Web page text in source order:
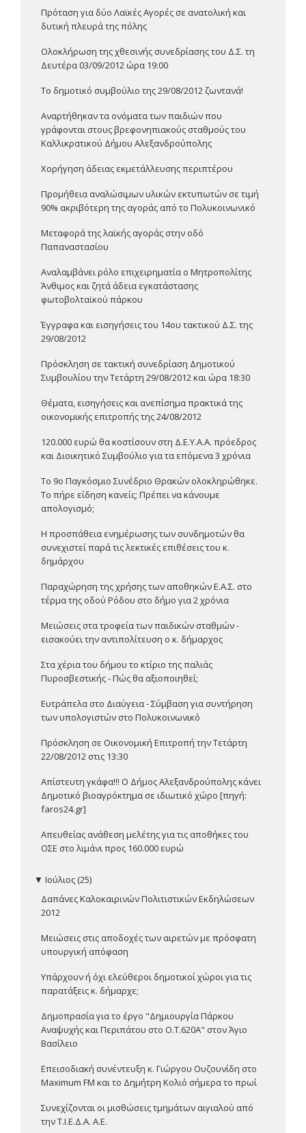
Πρόταση για δύο Λαϊκές Αγορές σε ανατολική και
δυτική πλευρά της πόλης
Ολοκλήρωση της χθεσινής συνεδρίασης του Δ.Σ. τη
Δευτέρα 03/09/2012 ώρα 19:00
Το δημοτικό συμβούλιο της 29/08/2012 ζωντανά!
Αναρτήθηκαν τα ονόματα των παιδιών που
γράφονται στους βρεφονηπιακούς σταθμούς του
Καλλικρατικού Δήμου Αλεξανδρούπολης
Χορήγηση άδειας εκμετάλλευσης περιπτέρου
Προμήθεια αναλώσιμων υλικών εκτυπωτών σε τιμή
90% ακριβότερη της αγοράς από το Πολυκοινωνικό
Μεταφορά της λαϊκής αγοράς στην οδό
Παπαναστασίου
Αναλαμβάνει ρόλο επιχειρηματία ο Mητροπολίτης
Άνθιμος και ζητά άδεια εγκατάστασης
φωτοβολταϊκού πάρκου
Έγγραφα και εισηγήσεις του 14ου τακτικού Δ.Σ. της
29/08/2012
Πρόσκληση σε τακτική συνεδρίαση Δημοτικού
Συμβουλίου την Τετάρτη 29/08/2012 και ώρα 18:30
Θέματα, εισηγήσεις και ανεπίσημα πρακτικά της
οικονομικής επιτροπής της 24/08/2012
120.000 ευρώ θα κοστίσουν στη Δ.Ε.Υ.Α.Α. πρόεδρος
και Διοικητικό Συμβούλιο για τα επόμενα 3 χρόνια
Το 9ο Παγκόσμιο Συνέδριο Θρακών ολοκληρώθηκε.
Το πήρε είδηση κανείς; Πρέπει να κάνουμε
απολογισμό;
Η προσπάθεια ενημέρωσης των συνδημοτών θα
συνεχιστεί παρά τις λεκτικές επιθέσεις του κ.
δημάρχου
Παραχώρηση της χρήσης των αποθηκών Ε.Α.Σ. στο
τέρμα της οδού Ρόδου στο δήμο για 2 χρόνια
Μειώσεις στα τροφεία των παιδικών σταθμών -
εισακούει την αντιπολίτευση ο κ. δήμαρχος
Στα χέρια του δήμου το κτίριο της παλιάς
Πυροσβεστικής - Πώς θα αξιοποιηθεί;
Ευτράπελα στο Διαύγεια - Σύμβαση για συντήρηση
των υπολογιστών στο Πολυκοινωνικό
Πρόσκληση σε Οικονομική Επιτροπή την Τετάρτη
22/08/2012 στις 13:30
Απίστευτη γκάφα!!! Ο Δήμος Αλεξανδρούπολης κάνει
Δημοτικό βιοαγρόκτημα σε ιδιωτικό χώρο [πηγή:
faros24.gr]
Απευθείας ανάθεση μελέτης για τις αποθήκες του
ΟΣΕ στο λιμάνι προς 160.000 ευρώ
▼ Ιούλιος (25)
Δαπάνες Καλοκαιρινών Πολιτιστικών Εκδηλώσεων
2012
Μειώσεις στις αποδοχές των αιρετών με πρόσφατη
υπουργική απόφαση
Υπάρχουν ή όχι ελεύθεροι δημοτικοί χώροι για τις
παρατάξεις κ. δήμαρχε;
Δημοπρασία για το έργο "Δημιουργία Πάρκου
Αναψυχής και Περιπάτου στο Ο.Τ.620Α" στον Άγιο
Βασίλειο
Επεισοδιακή συνέντευξη κ. Γιώργου Ουζουνίδη στο
Maximum FM και το Δημήτρη Κολιό σήμερα το πρωί
Συνεχίζονται οι μισθώσεις τμημάτων αιγιαλού από
την Τ.Ι.Ε.Δ.Α. Α.Ε.